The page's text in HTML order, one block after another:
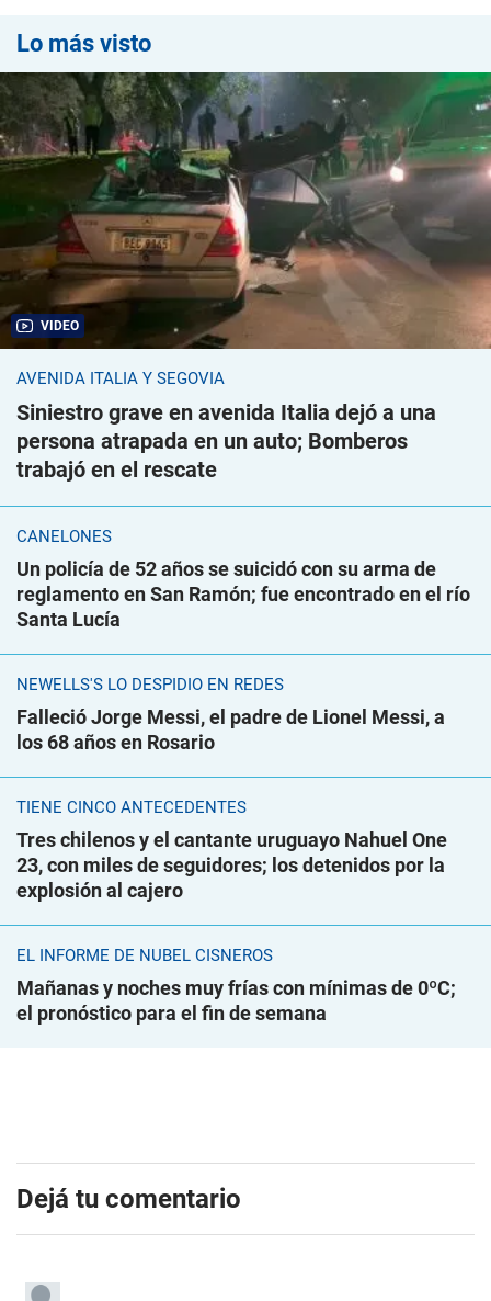
Lo más visto
VIDEO
AVENIDA ITALIA Y SEGOVIA
Siniestro grave en avenida Italia dejó a una
persona atrapada en un auto; Bomberos
trabajó en el rescate
CANELONES
Un policía de 52 años se suicidó con su arma de
reglamento en San Ramón; fue encontrado en el río
Santa Lucía
NEWELLS'S LO DESPIDIÓ EN REDES
Falleció Jorge Messi, el padre de Lionel Messi, a
los 68 años en Rosario
TIENE CINCO ANTECEDENTES
Tres chilenos y el cantante uruguayo Nahuel One
23, con miles de seguidores; los detenidos por la
explosión al cajero
EL INFORME DE NUBEL CISNEROS
Mañanas y noches muy frías con mínimas de 0ºC;
el pronóstico para el fin de semana
Dejá tu comentario